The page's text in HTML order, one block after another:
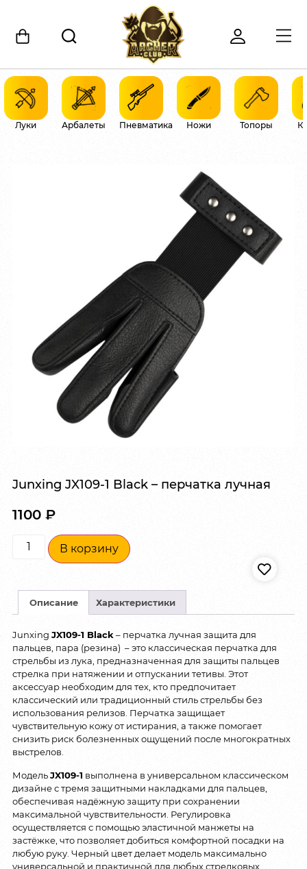
Луки Арбалеты Пневматика Ножи Топоры
Junxing JX109-1 Black – перчатка лучная
1100 ₽
В корзину
Описание Характеристики
Junxing JX109-1 Black – перчатка лучная защита для
пальцев, пара (резина) – это классическая перчатка для
стрельбы из лука, предназначенная для защиты пальцев
стрелка при натяжении и отпускании тетивы. Этот
аксессуар необходим для тех, кто предпочитает
классический или традиционный стиль стрельбы без
использования релизов. Перчатка защищает
чувствительную кожу от истирания, а также помогает
снизить риск болезненных ощущений после многократных
выстрелов.
МодельJX109-1 выполнена в универсальном классическом
дизайне с тремя защитными накладками для пальцев,
обеспечивая надёжную защиту при сохранении
максимальной чувствительности. Регулировка
осуществляется с помощью эластичной манжеты на
застёжке, что позволяет добиться комфортной посадки на
любую руку. Черный цвет делает модель максимально
универсальной и практичной для любых стрелковых